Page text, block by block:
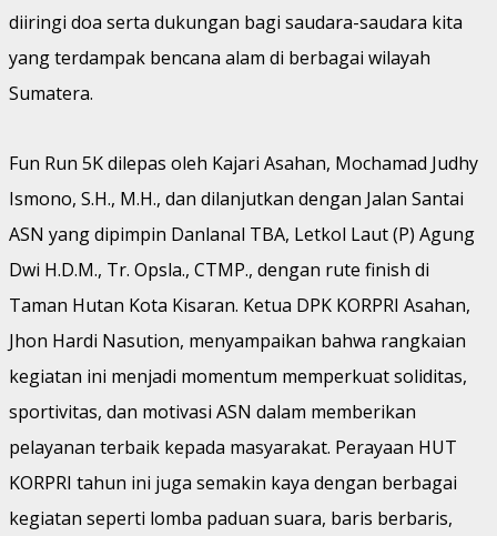
diiringi doa serta dukungan bagi saudara-saudara kita
yang terdampak bencana alam di berbagai wilayah
Sumatera.
Fun Run 5K dilepas oleh Kajari Asahan, Mochamad Judhy
Ismono, S.H., M.H., dan dilanjutkan dengan Jalan Santai
ASN yang dipimpin Danlanal TBA, Letkol Laut (P) Agung
Dwi H.D.M., Tr. Opsla., CTMP., dengan rute finish di
Taman Hutan Kota Kisaran. Ketua DPK KORPRI Asahan,
Jhon Hardi Nasution, menyampaikan bahwa rangkaian
kegiatan ini menjadi momentum memperkuat soliditas,
sportivitas, dan motivasi ASN dalam memberikan
pelayanan terbaik kepada masyarakat. Perayaan HUT
KORPRI tahun ini juga semakin kaya dengan berbagai
kegiatan seperti lomba paduan suara, baris berbaris,